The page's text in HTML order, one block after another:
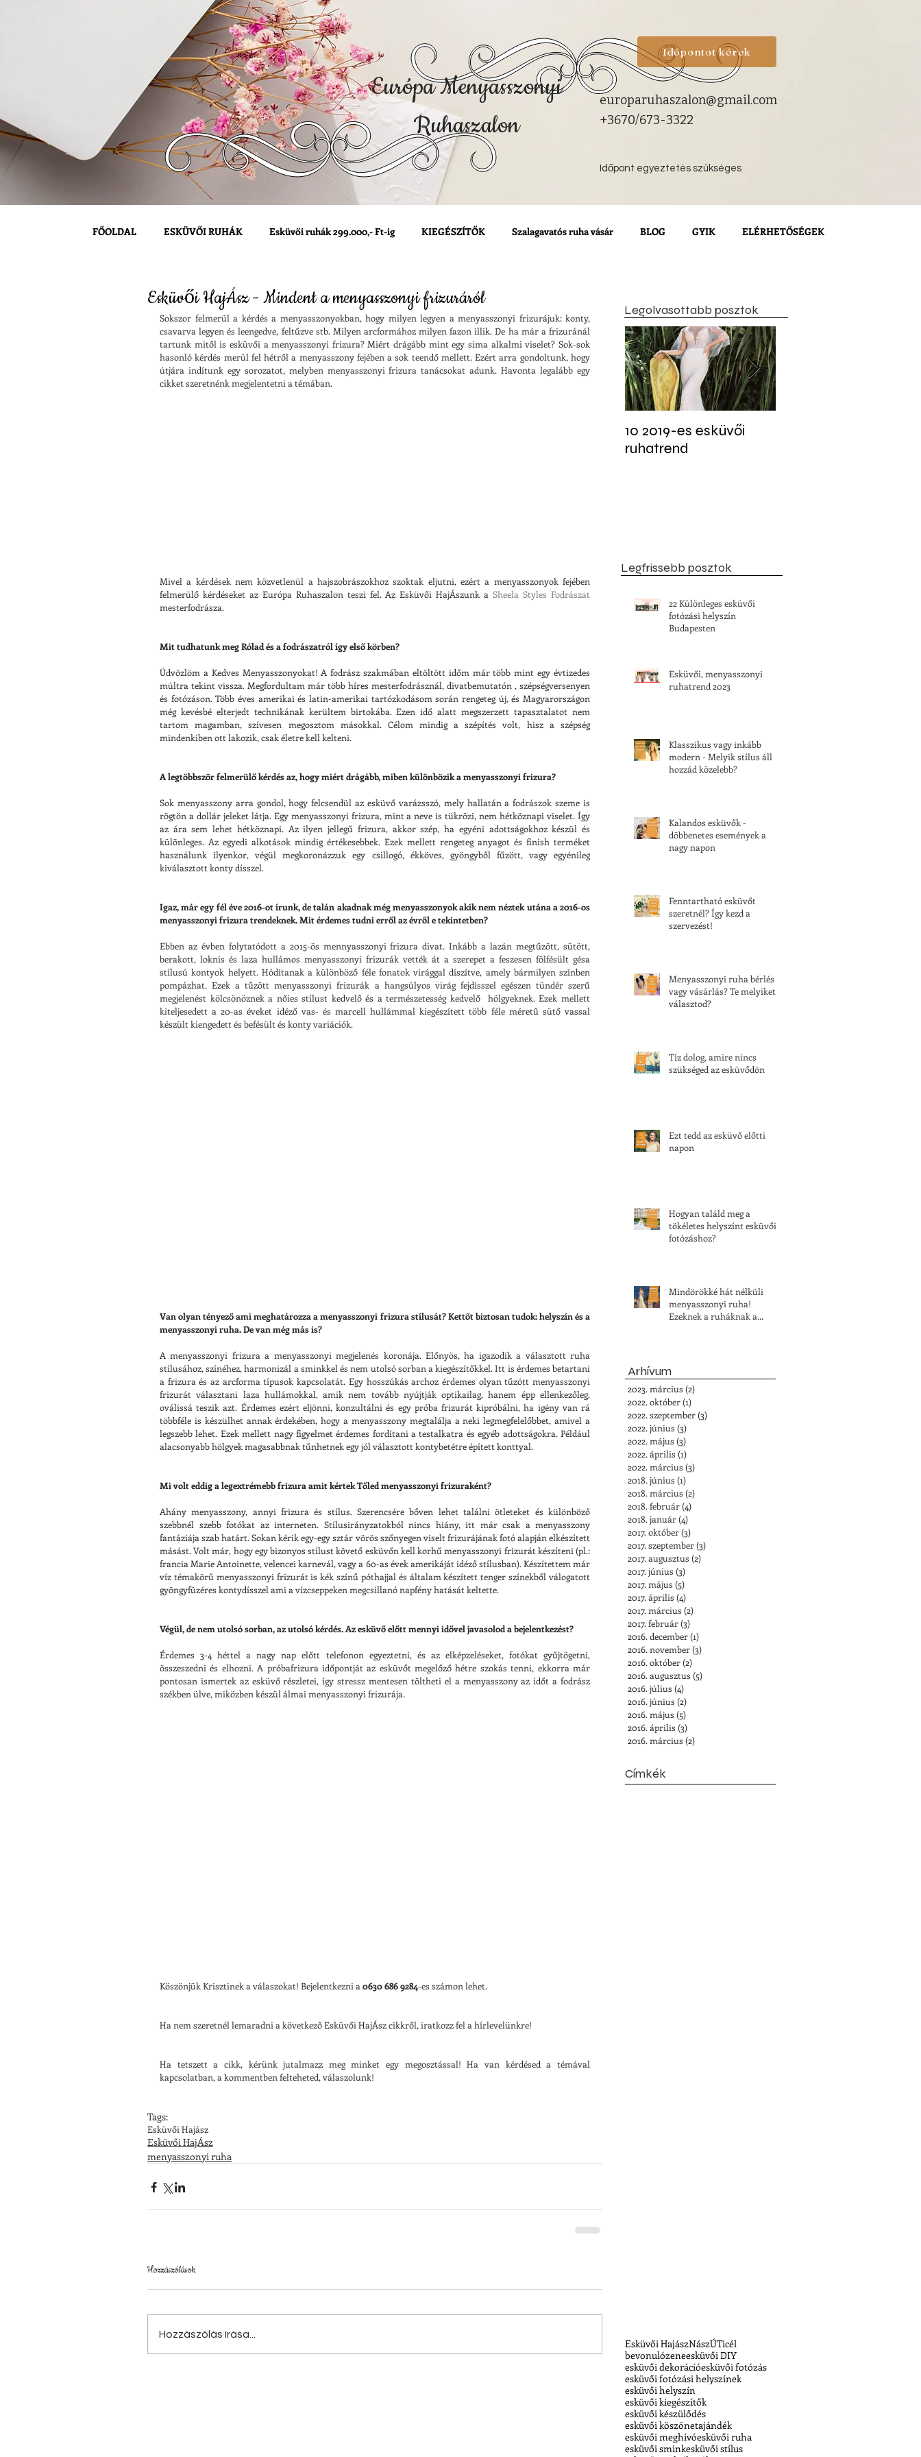
europaruhaszalon@gmail.com
+3670/673-3322
Időpont egyeztetés szükséges
Európa Menyasszonyi
Ruhaszalon
Időpontot kérek
FŐOLDAL ESKÜVŐI RUHÁK Esküvői ruhák 299.000,- Ft-ig KIEGÉSZÍTŐK Szalagavatós ruha vásár BLOG GYIK ELÉRHETŐSÉGEK
Esküvői HajÁsz - Mindent a menyasszonyi frizuráról
Sokszor felmerül a kérdés a menyasszonyokban, hogy milyen legyen a menyasszonyi frizurájuk: konty,
csavarva legyen és leengedve, feltűzve stb. Milyen arcformához milyen fazon illik. De ha már a frizuránál
tartunk mitől is esküvői a menyasszonyi frizura? Miért drágább mint egy sima alkalmi viselet? Sok-sok
hasonló kérdés merül fel hétről a menyasszony fejében a sok teendő mellett. Ezért arra gondoltunk, hogy
útjára indítunk egy sorozatot, melyben menyasszonyi frizura tanácsokat adunk. Havonta legalább egy
cikket szeretnénk megjelentetni a témában.
Mivel a kérdések nem közvetlenül a hajszobrászokhoz szoktak eljutni, ezért a menyasszonyok fejében
felmerülő kérdéseket az Európa Ruhaszalon teszi fel. Az Esküvői HajÁszunk a Sheela Styles Fodrászat
mesterfodrásza.
Mit tudhatunk meg Rólad és a fodrászatról így első körben?
Üdvözlöm a Kedves Menyasszonyokat! A fodrász szakmában eltöltött időm már több mint egy évtizedes
múltra tekint vissza. Megfordultam már több híres mesterfodrásznál, divatbemutatón , szépségversenyen
és fotózáson. Több éves amerikai és latin-amerikai tartózkodásom során rengeteg új, és Magyarországon
még kevésbé elterjedt technikának kerültem birtokába. Ezen idő alatt megszerzett tapasztalatot nem
tartom magamban, szívesen megosztom másokkal. Célom mindig a szépítés volt, hisz a szépség
mindenkiben ott lakozik, csak életre kell kelteni.
A legtöbbször felmerülő kérdés az, hogy miért drágább, miben különbözik a menyasszonyi frizura?
Sok menyasszony arra gondol, hogy felcsendül az esküvő varázsszó, mely hallatán a fodrászok szeme is
rögtön a dollár jeleket látja. Egy menyasszonyi frizura, mint a neve is tükrözi, nem hétköznapi viselet. Így
az ára sem lehet hétköznapi. Az ilyen jellegű frizura, akkor szép, ha egyéni adottságokhoz készül és
különleges. Az egyedi alkotások mindig értékesebbek. Ezek mellett rengeteg anyagot és finish terméket
használunk ilyenkor, végül megkoronázzuk egy csillogó, ékköves, gyöngyből fűzött, vagy egyénileg
kiválasztott konty dísszel.
Igaz, már egy fél éve 2016-ot írunk, de talán akadnak még menyasszonyok akik nem néztek utána a 2016-os
menyasszonyi frizura trendeknek. Mit érdemes tudni erről az évről e tekintetben?
Ebben az évben folytatódott a 2015-ös mennyasszonyi frizura divat. Inkább a lazán megtűzött, sütött,
berakott, loknis és laza hullámos menyasszonyi frizurák vették át a szerepet a feszesen fölfésült gésa
stílusú kontyok helyett. Hódítanak a különböző féle fonatok virággal díszítve, amely bármilyen színben
pompázhat. Ezek a tűzött menyasszonyi frizurák a hangsúlyos virág fejdísszel egészen tündér szerű
megjelenést kölcsönöznek a nőies stílust kedvelő és a természetesség kedvelő  hölgyeknek. Ezek mellett
kiteljesedett a 20-as éveket idéző vas- és marcell hullámmal kiegészített több féle méretű sütő vassal
készült kiengedett és befésült és konty variációk.
Van olyan tényező ami meghatározza a menyasszonyi frizura stílusát? Kettőt biztosan tudok: helyszín és a
menyasszonyi ruha. De van még más is?
A menyasszonyi frizura a menyasszonyi megjelenés koronája. Előnyös, ha igazodik a választott ruha
stílusához, színéhez, harmonizál a sminkkel és nem utolsó sorban a kiegészítőkkel. Itt is érdemes betartani
a frizura és az arcforma típusok kapcsolatát. Egy hosszúkás archoz érdemes olyan tűzött menyasszonyi
frizurát választani laza hullámokkal, amik nem tovább nyújtják optikailag, hanem épp ellenkezőleg,
oválissá teszik azt. Érdemes ezért eljönni, konzultálni és egy próba frizurát kipróbálni, ha igény van rá
többféle is készülhet annak érdekében, hogy a menyasszony megtalálja a neki legmegfelelőbbet, amivel a
legszebb lehet. Ezek mellett nagy figyelmet érdemes fordítani a testalkatra és egyéb adottságokra. Például
alacsonyabb hölgyek magasabbnak tűnhetnek egy jól választott kontybetétre épített konttyal.
Mi volt eddig a legextrémebb frizura amit kértek Tőled menyasszonyi frizuraként?
Ahány menyasszony, annyi frizura és stílus. Szerencsére bőven lehet találni ötleteket és különböző
szebbnél szebb fotókat az interneten. Stílusirányzatokból nincs hiány, itt már csak a menyasszony
fantáziája szab határt. Sokan kérik egy-egy sztár vörös szőnyegen viselt frizurájának fotó alapján elkészített
másást. Volt már, hogy egy bizonyos stílust követő esküvőn kell korhű menyasszonyi frizurát készíteni (pl.:
francia Marie Antoinette, velencei karnevál, vagy a 60-as évek amerikáját idéző stílusban). Készítettem már
víz témakörű menyasszonyi frizurát is kék színű póthajjal és általam készített tenger színekből válogatott
gyöngyfüzéres kontydísszel ami a vízcseppeken megcsillanó napfény hatását keltette.
Végül, de nem utolsó sorban, az utolsó kérdés. Az esküvő előtt mennyi idővel javasolod a bejelentkezést?
Érdemes 3-4 héttel a nagy nap előtt telefonon egyeztetni, és az elképzeléseket, fotókat gyűjtögetni,
összeszedni és elhozni. A próbafrizura időpontját az esküvőt megelőző hétre szokás tenni, ekkorra már
pontosan ismertek az esküvő részletei, így stressz mentesen töltheti el a menyasszony az időt a fodrász
székben ülve, miközben készül álmai menyasszonyi frizurája.
Köszönjük Krisztinek a válaszokat! Bejelentkezni a 0630 686 9284-es számon lehet.
Ha nem szeretnél lemaradni a következő Esküvői HajÁsz cikkről, iratkozz fel a hírlevelünkre!
Ha tetszett a cikk, kérünk jutalmazz meg minket egy megosztással! Ha van kérdésed a témával
kapcsolatban, a kommentben felteheted, válaszolunk!
Tags:
Esküvői Hajász
Esküvői HajÁsz
menyasszonyi ruha
Hozzászólások
Hozzászólás írása...
Legolvasottabb posztok
10 2019-es esküvői
ruhatrend
Legfrissebb posztok
22 Különleges esküvői
fotózási helyszín
Budapesten
Esküvői, menyasszonyi
ruhatrend 2023
Klasszikus vagy inkább
modern - Melyik stílus áll
hozzád közelebb?
Kalandos esküvők -
döbbenetes események a
nagy napon
Fenntartható esküvőt
szeretnél? Így kezd a
szervezést!
Menyasszonyi ruha bérlés
vagy vásárlás? Te melyiket
választod?
Tíz dolog, amire nincs
szükséged az esküvődön
Ezt tedd az esküvő előtti
napon
Hogyan találd meg a
tökéletes helyszínt esküvői
fotózáshoz?
Mindörökké hát nélküli
menyasszonyi ruha!
Ezeknek a ruháknak a
Arhívum
2023. március (2)
2022. október(1)
2022. szeptember(3)
2022. június (3)
2022. május (3)
2022. április (1)
2022. március (3)
2018. június (1)
2018. március (2)
2018. február(4)
2018. január(4)
2017. október(3)
2017. szeptember(3)
2017. augusztus (2)
2017. június (3)
2017. május (5)
2017. április (4)
2017. március (2)
2017. február(3)
2016. december(1)
2016. november(3)
2016. október(2)
2016. augusztus (5)
2016. július (4)
2016. június (2)
2016. május (5)
2016. április (3)
2016. március (2)
Címkék
Esküvői HajászNászÚTicél
bevonulózeneesküvői DIY
esküvői dekorációesküvői fotózás
esküvői fotózási helyszínek
esküvői helyszín
esküvői kiegészítők
esküvői készülődés
esküvői köszönetajándék
esküvői meghívóesküvői ruha
esküvői sminkesküvői stílus